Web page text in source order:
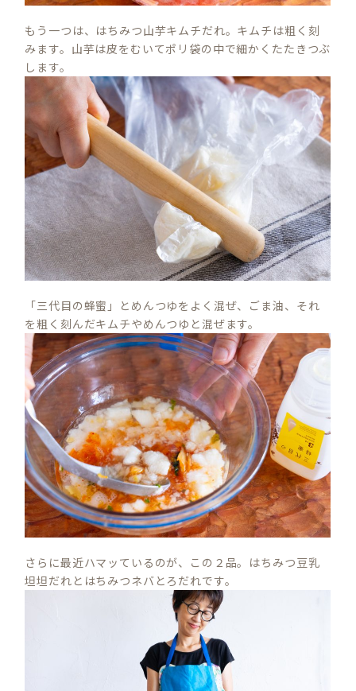
もう一つは、はちみつ山芋キムチだれ。キムチは粗く刻
みます。山芋は皮をむいてポリ袋の中で細かくたたきつぶ
します。
「三代目の蜂蜜」とめんつゆをよく混ぜ、ごま油、それ
を粗く刻んだキムチやめんつゆと混ぜます。
さらに最近ハマッているのが、この２品。はちみつ豆乳
坦坦だれとはちみつネバとろだれです。